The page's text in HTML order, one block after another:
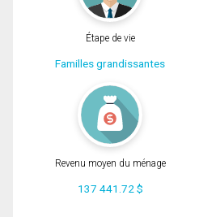
Étape de vie
Familles grandissantes
Revenu moyen du ménage
137 441.72 $